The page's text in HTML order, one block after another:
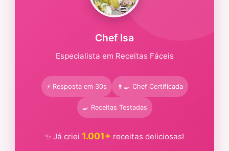
Chef Isa
Especialista em Receitas Fáceis
⚡ Resposta em 30s 👩‍🍳 Chef Certificada
🍳 Receitas Testadas
✨ Já criei 1.001+ receitas deliciosas!